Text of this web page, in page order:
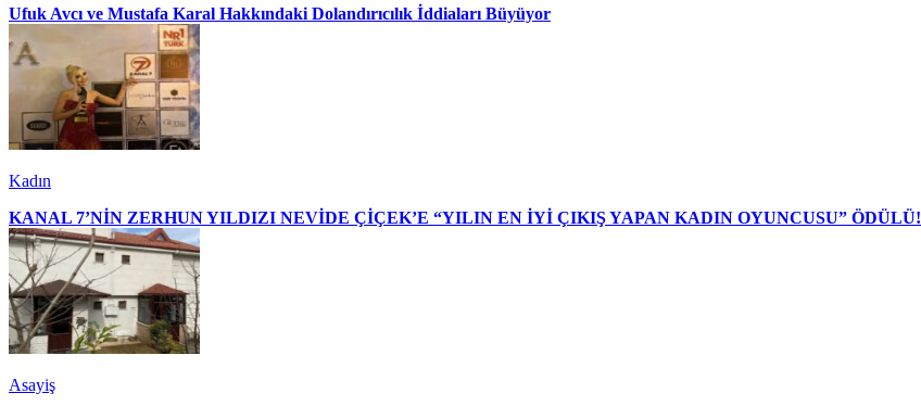
Ufuk Avcı ve Mustafa Karal Hakkındaki Dolandırıcılık İddiaları Büyüyor
Kadın
KANAL 7’NİN ZERHUN YILDIZI NEVİDE ÇİÇEK’E “YILIN EN İYİ ÇIKIŞ YAPAN KADIN OYUNCUSU” ÖDÜLÜ!
Asayiş